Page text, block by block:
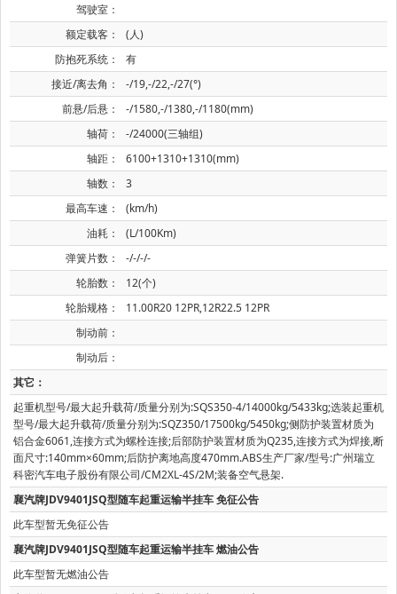
驾驶室：
额定载客：
(人)
防抱死系统：
有
接近/离去角：
-/19,-/22,-/27(°)
前悬/后悬：
-/1580,-/1380,-/1180(mm)
轴荷：
-/24000(三轴组)
轴距：
6100+1310+1310(mm)
轴数：
3
最高车速：
(km/h)
油耗：
(L/100Km)
弹簧片数：
-/-/-/-
轮胎数：
12(个)
轮胎规格：
11.00R20 12PR,12R22.5 12PR
制动前：
制动后：
其它：
起重机型号/最大起升载荷/质量分别为:SQS350-4/14000kg/5433kg;选装起重机
型号/最大起升载荷/质量分别为:SQZ350/17500kg/5450kg;侧防护装置材质为
铝合金6061,连接方式为螺栓连接;后部防护装置材质为Q235,连接方式为焊接,断
面尺寸:140mm×60mm;后防护离地高度470mm.ABS生产厂家/型号:广州瑞立
科密汽车电子股份有限公司/CM2XL-4S/2M;装备空气悬架.
襄汽牌JDV9401JSQ型随车起重运输半挂车 免征公告
此车型暂无免征公告
襄汽牌JDV9401JSQ型随车起重运输半挂车 燃油公告
此车型暂无燃油公告